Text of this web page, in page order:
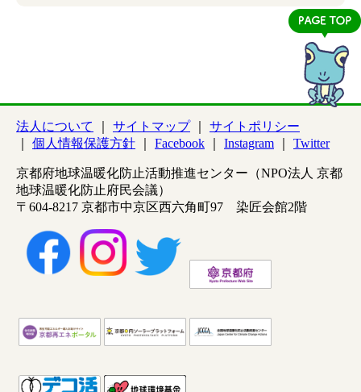
法人について サイトマップ
サイトポリシー
個人情報保護方針
Facebook Instagram Twitter
京都府地球温暖化防止活動推進センター（NPO法人 京都
地球温暖化防止府民会議）
〒604-8217 京都市中京区西六角町97 染匠会館2階